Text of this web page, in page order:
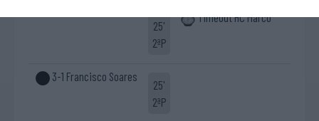
25'
2ªP
Timeout HC Marco
3-1 Francisco Soares
25'
2ªP